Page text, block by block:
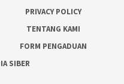
PRIVACY POLICY
TENTANG KAMI
FORM PENGADUAN
SIBER